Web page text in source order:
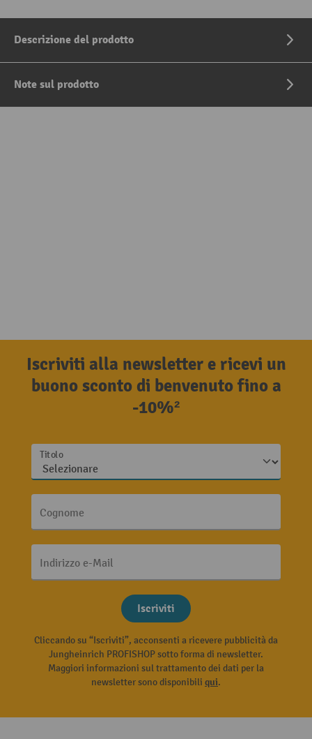
Descrizione del prodotto
Note sul prodotto
Iscriviti alla newsletter e ricevi un
buono sconto di benvenuto fino a
-10%²
Titolo
Cognome
Indirizzo e-Mail
Iscriviti
Cliccando su “Iscriviti”, acconsenti a ricevere pubblicità da
Jungheinrich PROFISHOP sotto forma di newsletter.
Maggiori informazioni sul trattamento dei dati per la
newsletter sono disponibili qui.